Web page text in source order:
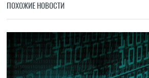
ПОХОЖИЕ НОВОСТИ